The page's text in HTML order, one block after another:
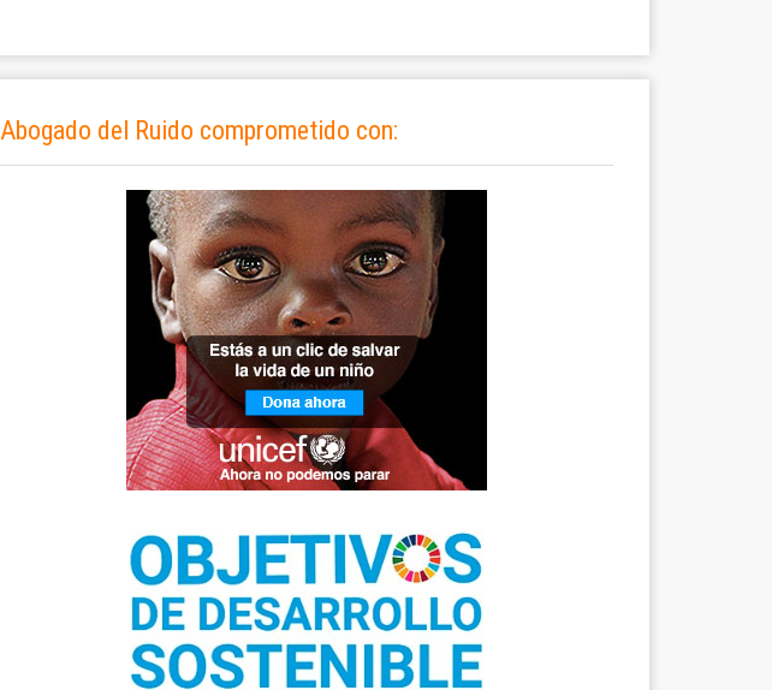
Abogado del Ruido comprometido con: